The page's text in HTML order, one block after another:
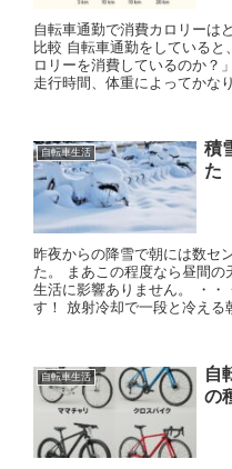
自転車通勤で消費カロリーは
比較 自転車通勤をしている
ロリーを消費しているのか？
走行時間、体重によってかな
自転車生活
積
た
昨夜からの降雪で朝には数セ
た。 まあこの程度なら昼間の
生活に影響ありません。 ・
す！ 放射冷却で一段と冷え
自転車生活
自
の